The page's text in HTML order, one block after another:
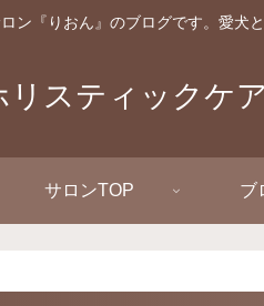
ン『りおん』のブログです。愛犬
リスティックケ
サロンTOP ブ